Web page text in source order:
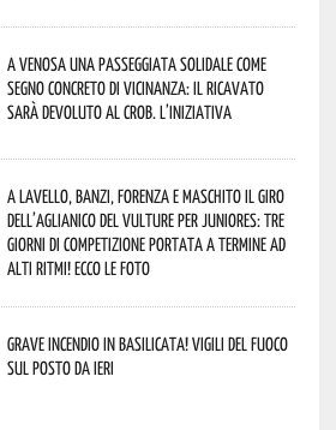
A Venosa una passeggiata solidale come
segno concreto di vicinanza: il ricavato
sarà devoluto al CROB. L’iniziativa
A Lavello, Banzi, Forenza e Maschito il Giro
dell’Aglianico del Vulture per juniores: tre
giorni di competizione portata a termine ad
alti ritmi! Ecco le foto
Grave incendio in Basilicata! Vigili del fuoco
sul posto da ieri